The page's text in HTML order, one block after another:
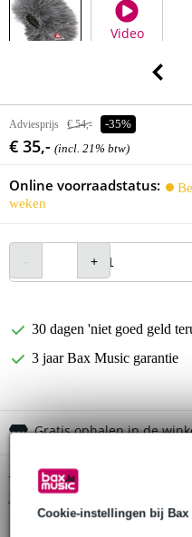
Cookie-instellingen bij Bax
Video
Adviesprijs € 54,- -35%
€ 35,- (incl. 21% btw)
Online voorraadstatus:
weken
30 dagen 'niet goed geld
3 jaar Bax Music garantie
Gratis ophalen in de
Twijfel je of de
je past? Doe de check.